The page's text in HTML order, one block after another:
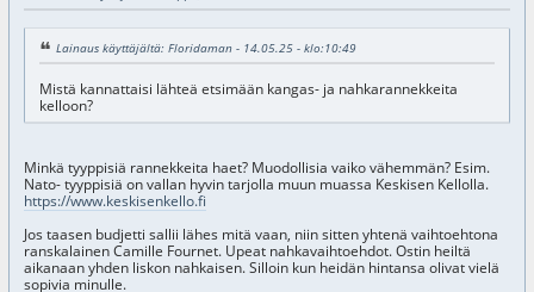
Lainaus käyttäjältä: Floridaman - 14.05.25 - klo:10:49
Mistä kannattaisi lähteä etsimään kangas- ja nahkarannekkeita
kelloon?
Minkä tyyppisiä rannekkeita haet? Muodollisia vaiko vähemmän? Esim.
Nato- tyyppisiä on vallan hyvin tarjolla muun muassa Keskisen Kellolla.
https://www.keskisenkello.fi
Jos taasen budjetti sallii lähes mitä vaan, niin sitten yhtenä vaihtoehtona
ranskalainen Camille Fournet. Upeat nahkavaihtoehdot. Ostin heiltä
aikanaan yhden liskon nahkaisen. Silloin kun heidän hintansa olivat vielä
sopivia minulle.